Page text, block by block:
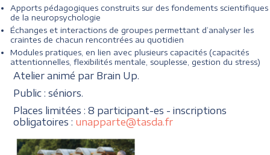
Apports pédagogiques construits sur des fondements scientifiques
de la neuropsychologie
Échanges et interactions de groupes permettant d’analyser les
craintes de chacun rencontrées au quotidien
Modules pratiques, en lien avec plusieurs capacités (capacités
attentionnelles, flexibilités mentale, souplesse, gestion du stress)
Atelier animé par Brain Up.
Public : séniors.
Places limitées : 8 participant-es - inscriptions
obligatoires : unapparte@tasda.fr